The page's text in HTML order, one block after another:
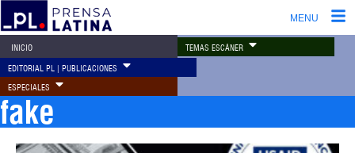
MENU
INICIO TEMAS ESCÁNER
EDITORIAL PL | PUBLICACIONES
ESPECIALES
fake